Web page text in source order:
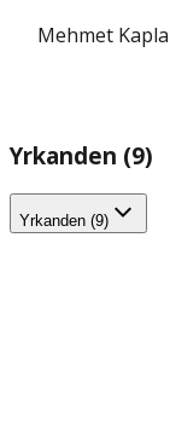
Mehmet
Yrkanden (9)
Yrkanden (9)